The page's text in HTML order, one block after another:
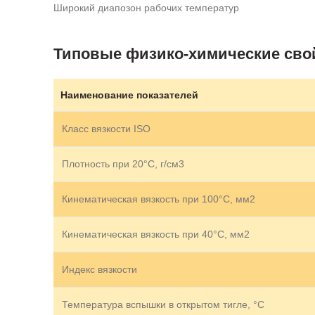
Широкий диапозон рабочих температур
Типовые физико-химические
Наименование показателей
Класс вязкости ISO
Плотность при 20°C, г/см3
Кинематическая вязкость при 100°С, мм2
Кинематическая вязкость при 40°С, мм2
Индекс вязкости
Температура вспышки в открытом тигле, °C